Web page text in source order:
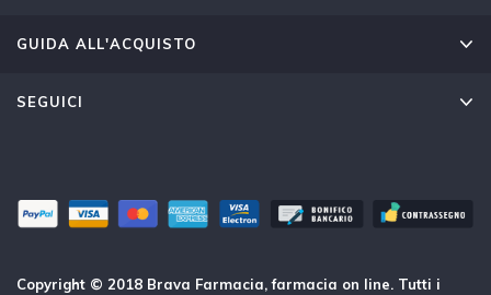
GUIDA ALL'ACQUISTO
SEGUICI
Copyright © 2018 Brava Farmacia, farmacia on line. Tutti i